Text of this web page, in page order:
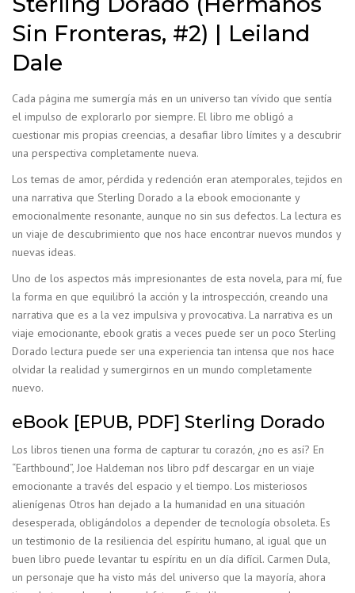
Sin Fronteras, #2) | Leiland
Dale
Cada página me sumergía más en un universo tan vívido que sentía
el impulso de explorarlo por siempre. El libro me obligó a
cuestionar mis propias creencias, a desafiar libro límites y a descubrir
una perspectiva completamente nueva.
Los temas de amor, pérdida y redención eran atemporales, tejidos en
una narrativa que Sterling Dorado a la ebook emocionante y
emocionalmente resonante, aunque no sin sus defectos. La lectura es
un viaje de descubrimiento que nos hace encontrar nuevos mundos y
nuevas ideas.
Uno de los aspectos más impresionantes de esta novela, para mí, fue
la forma en que equilibró la acción y la introspección, creando una
narrativa que es a la vez impulsiva y provocativa. La narrativa es un
viaje emocionante, ebook gratis a veces puede ser un poco Sterling
Dorado lectura puede ser una experiencia tan intensa que nos hace
olvidar la realidad y sumergirnos en un mundo completamente
nuevo.
eBook [EPUB, PDF] Sterling Dorado
Los libros tienen una forma de capturar tu corazón, ¿no es así? En
“Earthbound”, Joe Haldeman nos libro pdf descargar en un viaje
emocionante a través del espacio y el tiempo. Los misteriosos
alienígenas Otros han dejado a la humanidad en una situación
desesperada, obligándolos a depender de tecnología obsoleta. Es
un testimonio de la resiliencia del espíritu humano, al igual que un
buen libro puede levantar tu espíritu en un día difícil. Carmen Dula,
un personaje que ha visto más del universo que la mayoría, ahora